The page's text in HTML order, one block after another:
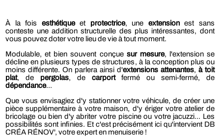
À la fois esthétiqueet protectrice, une extensionest sans
conteste une addition structurelle des plus intéressantes, dont
vous pouvez doter votre lieu de vie à tout moment.
Modulable, et bien souvent conçue sur mesure, l'extension se
décline en plusieurs types de structures, à la conception plus ou
moins différente. On parlera ainsi d'extensions attenantes, à toit
plat, de pergolas, de carportfermé ou semi-fermé, de
dépendance...
Que vous envisagiez d'y stationner votre véhicule, de créer une
pièce supplémentaire à votre maison, d'y ériger votre atelier de
bricolage ou bien d'y abriter votre piscine ou votre jacuzzi... Les
possibilités sont infinies. Et c'est précisément ici qu'intervient DB
CRÉA RÉNOV', votre expert en menuiserie !